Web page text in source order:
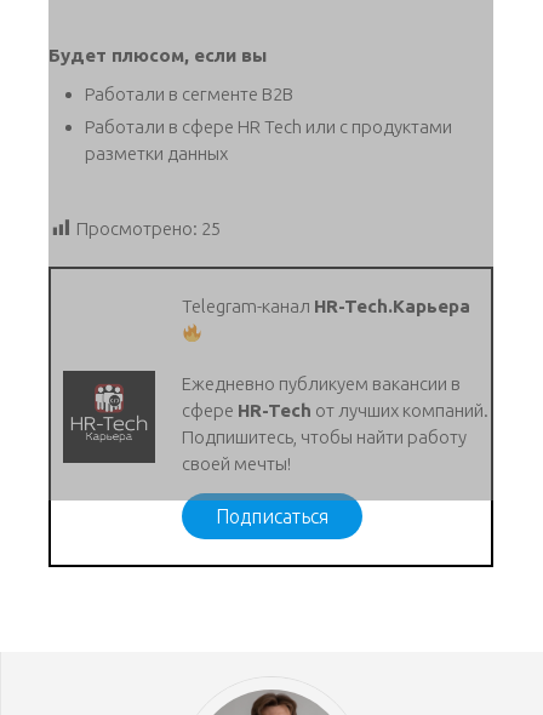
Будет плюсом, если вы
Работали в сегменте B2B
Работали в сфере HR Tech или с продуктами
разметки данных
Просмотрено: 25
Telegram-канал HR-Tech.Карьера
Ежедневно публикуем вакансии в
сфере HR-Tech от лучших компаний.
Подпишитесь, чтобы найти работу
своей мечты!
Подписаться